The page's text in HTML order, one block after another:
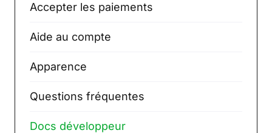
Accepter les paiements
Aide au compte
Apparence
Questions fréquentes
Docs développeur